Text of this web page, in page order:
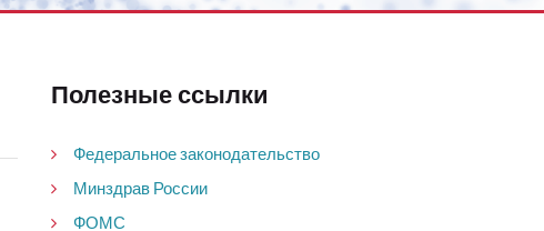
Полезные ссылки
Федеральное законодательство
Минздрав России
ФОМС